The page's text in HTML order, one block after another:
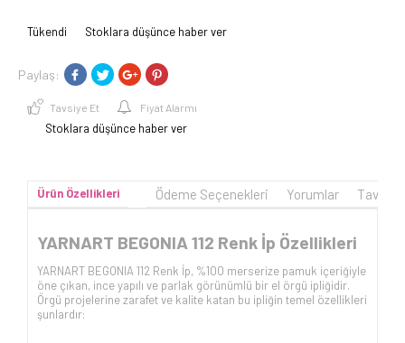
Tükendi Stoklara düşünce haber ver
Paylaş:
Tavsiye Et Fiyat Alarmı
Stoklara düşünce haber ver
Ürün Özellikleri Ödeme Seçenekleri Yorumlar
YARNART BEGONIA 112 Renk İp Özellikleri
YARNART BEGONIA 112 Renk İp, %100 merserize pamuk içeriğiyle
öne çıkan, ince yapılı ve parlak görünümlü bir el örgü ipliğidir.
Örgü projelerine zarafet ve kalite katan bu ipliğin temel özellikleri
şunlardır: